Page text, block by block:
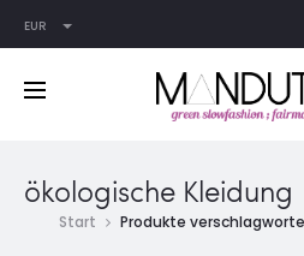
EUR
ökologische Kleidung
Start Produkte